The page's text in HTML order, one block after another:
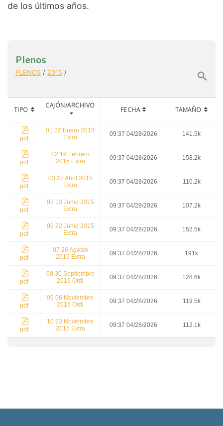
de los últimos años.
Plenos
PLENOS / 2015 /
TIPO
CAJÓN/ARCHIVO
FECHA TAMAÑO
pdf
01 22 Enero 2015
Extra
09:37 04/28/2026 141.5k
pdf
02 19 Febrero
2015 Extra
09:37 04/28/2026 158.2k
pdf
03 27 Abril 2015
Extra
09:37 04/28/2026 110.2k
pdf
05 13 Junio 2015
Extra
09:37 04/28/2026 107.2k
pdf
06 22 Junio 2015
Extra
09:37 04/28/2026 152.5k
pdf
07 26 Agosto
2015 Extra
09:37 04/28/2026 191k
pdf
08 30 Septiembre
2015 Ordi
09:37 04/28/2026 128.6k
pdf
09 06 Noviembre
2015 Ordi
09:37 04/28/2026 119.5k
pdf
10 23 Noviembre
2015 Extra
09:37 04/28/2026 112.1k